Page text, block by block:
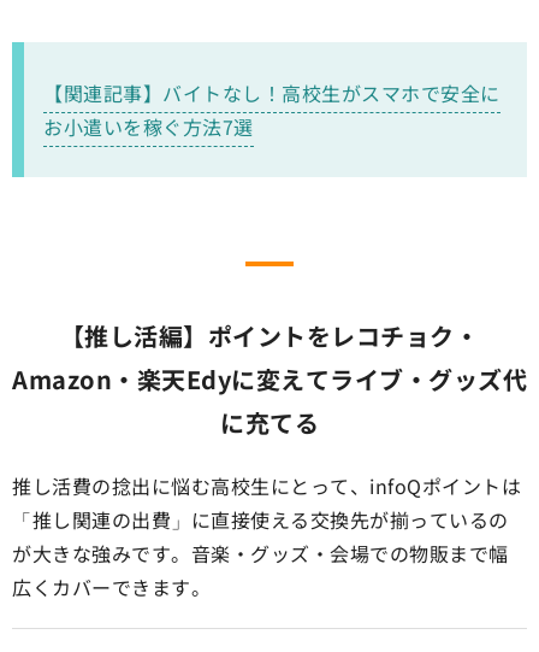
【関連記事】バイトなし！高校生がスマホで安全に
お小遣いを稼ぐ方法7選
【推し活編】ポイントをレコチョク・
Amazon・楽天Edyに変えてライブ・グッズ代
に充てる
推し活費の捻出に悩む高校生にとって、infoQポイントは
「推し関連の出費」に直接使える交換先が揃っているの
が大きな強みです。音楽・グッズ・会場での物販まで幅
広くカバーできます。